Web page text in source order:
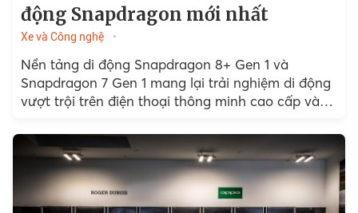
động Snapdragon mới nhất
Xe và Công nghệ
Nền tảng di động Snapdragon 8+ Gen 1 và
Snapdragon 7 Gen 1 mang lại trải nghiệm di động
vượt trội trên điện thoại thông minh cao cấp và